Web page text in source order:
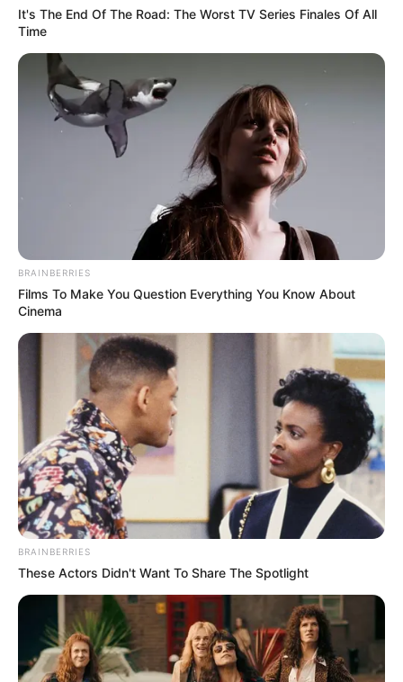
It's The End Of The Road: The Worst TV Series Finales Of All
Time
BRAINBERRIES
Films To Make You Question Everything You Know About
Cinema
BRAINBERRIES
These Actors Didn't Want To Share The Spotlight